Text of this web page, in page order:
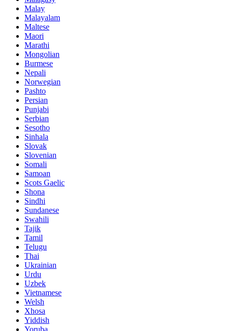
Malay
Malayalam
Maltese
Maori
Marathi
Mongolian
Burmese
Nepali
Norwegian
Pashto
Persian
Punjabi
Serbian
Sesotho
Sinhala
Slovak
Slovenian
Somali
Samoan
Scots Gaelic
Shona
Sindhi
Sundanese
Swahili
Tajik
Tamil
Telugu
Thai
Ukrainian
Urdu
Uzbek
Vietnamese
Welsh
Xhosa
Yiddish